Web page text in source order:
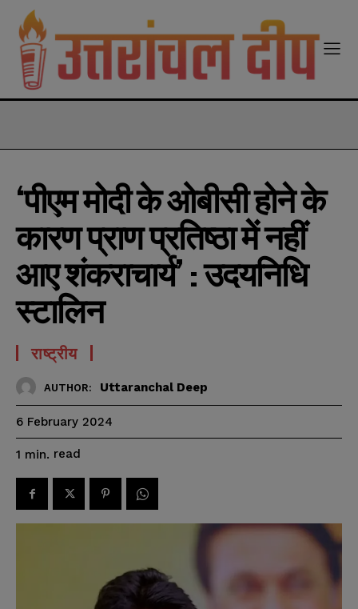
‘पीएम मोदी के ओबीसी होने के
कारण प्राण प्रतिष्ठा में नहीं
आए शंकराचार्य’ : उदयनिधि
स्टालिन
राष्ट्रीय
AUTHOR: Uttaranchal Deep
6 February 2024
1 min. read